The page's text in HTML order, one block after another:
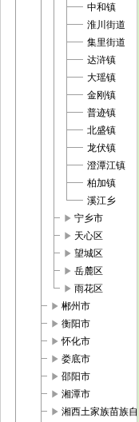
中和镇
淮川街道
集里街道
达浒镇
大瑶镇
金刚镇
普迹镇
北盛镇
龙伏镇
澄潭江镇
柏加镇
溪江乡
play_arrow 宁乡市
play_arrow 天心区
play_arrow 望城区
play_arrow 岳麓区
play_arrow 雨花区
play_arrow 郴州市
play_arrow 衡阳市
play_arrow 怀化市
play_arrow 娄底市
play_arrow 邵阳市
play_arrow 湘潭市
play_arrow 湘西土家族苗族